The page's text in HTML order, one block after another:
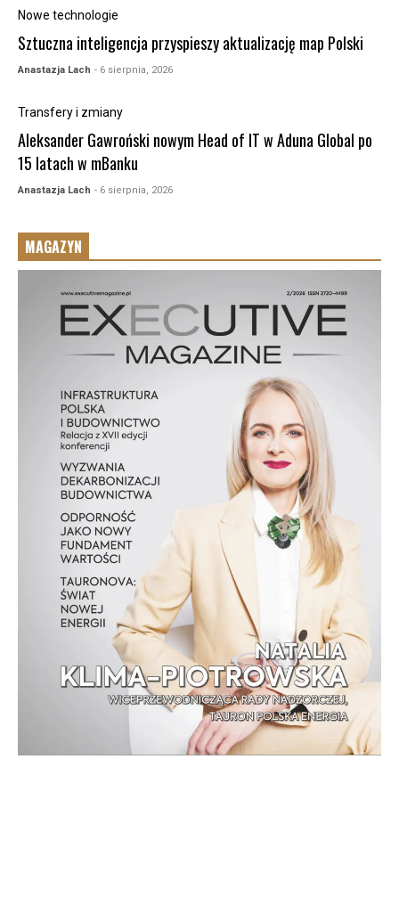
Nowe technologie
Sztuczna inteligencja przyspieszy aktualizację map Polski
Anastazja Lach - 6 sierpnia, 2026
Transfery i zmiany
Aleksander Gawroński nowym Head of IT w Aduna Global po
15 latach w mBanku
Anastazja Lach - 6 sierpnia, 2026
MAGAZYN